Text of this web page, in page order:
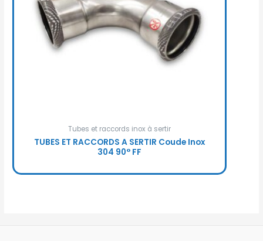
Tubes et raccords inox à sertir
TUBES ET RACCORDS A SERTIR Coude Inox
304 90° FF